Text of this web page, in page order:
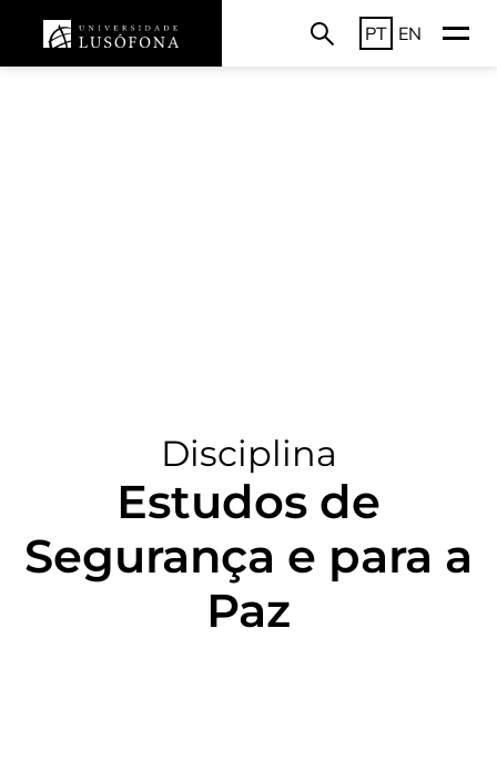
PT EN
Disciplina
Estudos de
Segurança e para a
Paz